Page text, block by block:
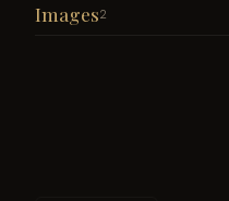
Images2